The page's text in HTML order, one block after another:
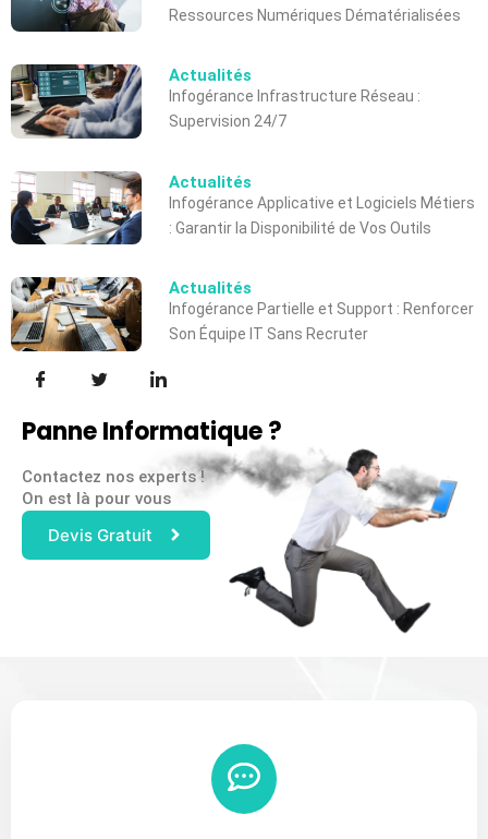
Ressources Numériques Dématérialisées
Actualités
Infogérance Infrastructure Réseau :
Supervision 24/7
Actualités
Infogérance Applicative et Logiciels Métiers
: Garantir la Disponibilité de Vos Outils
Actualités
Infogérance Partielle et Support : Renforcer
Son Équipe IT Sans Recruter
Panne Informatique ?
Contactez nos experts !
On est là pour vous
Devis Gratuit